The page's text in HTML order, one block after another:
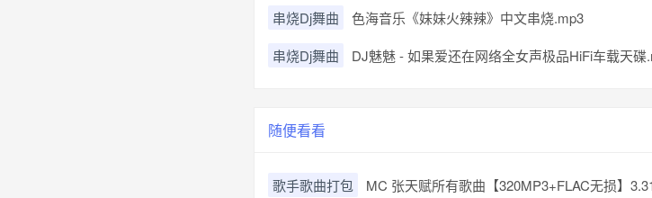
串烧Dj舞曲 色海音乐《妹妹火辣辣》中文串烧.mp3
串烧Dj舞曲 DJ魅魅 - 如果爱还在网络全女声极品HiFi车载天碟
随便看看
歌手歌曲打包 MC 张天赋所有歌曲【320MP3+FLAC无损】